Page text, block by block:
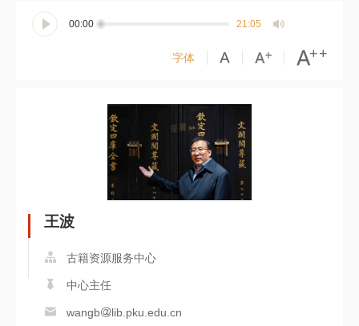
00:00 21:05
字体
王波
古籍资源服务中心
中心主任
wangb lib.pku.edu.cn